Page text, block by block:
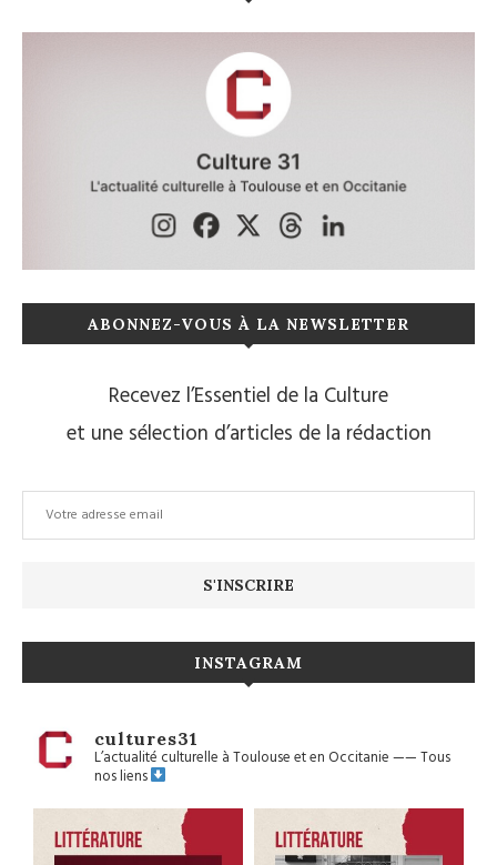
ABONNEZ-VOUS À LA NEWSLETTER
Recevez l’Essentiel de la Culture
et une sélection d’articles de la rédaction
INSTAGRAM
cultures31
L’actualité culturelle à Toulouse et en Occitanie——Tous
nos liens